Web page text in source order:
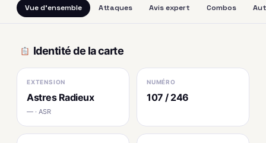
Vue d'ensemble Attaques Avis expert Combos
Identité de la carte
EXTENSION
Astres Radieux
— · ASR
NUMÉRO
107 / 246